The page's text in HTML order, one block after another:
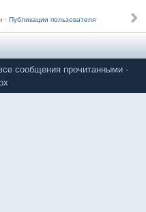
· Публикации пользователя
сообщения прочитанными ·